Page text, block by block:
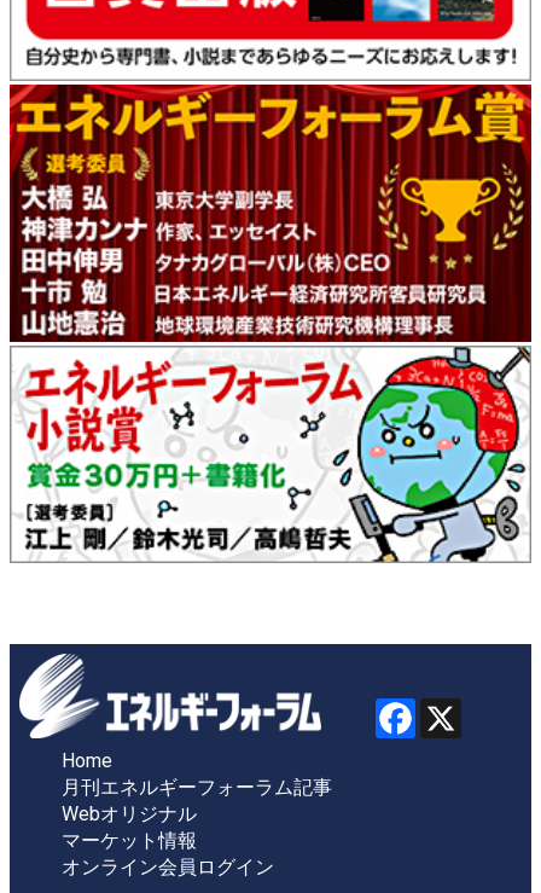
Home
月刊エネルギーフォーラム記事
Webオリジナル
マーケット情報
オンライン会員ログイン